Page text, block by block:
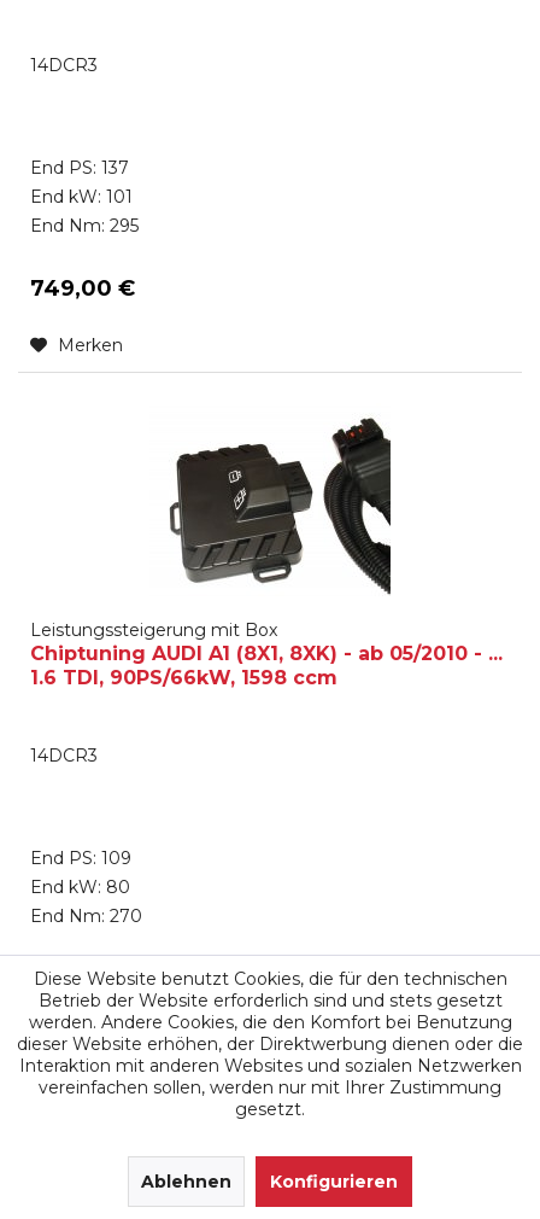
14DCR3
End PS: 137
End kW: 101
End Nm: 295
749,00 €
Merken
Leistungssteigerung mit Box
Chiptuning AUDI A1 (8X1, 8XK) - ab 05/2010 - ...
1.6 TDI, 90PS/66kW, 1598 ccm
14DCR3
End PS: 109
End kW: 80
End Nm: 270
749,00 €
Merken
Diese Website benutzt Cookies, die für den technischen
Betrieb der Website erforderlich sind und stets gesetzt
werden. Andere Cookies, die den Komfort bei Benutzung
dieser Website erhöhen, der Direktwerbung dienen oder die
Interaktion mit anderen Websites und sozialen Netzwerken
vereinfachen sollen, werden nur mit Ihrer Zustimmung
gesetzt.
Ablehnen Konfigurieren
SEHR GUT (4.9 / 5)
Bewertungen bei: google.de, shopvote.de ⓘ
Informationen zur Echtheit der Bewertungen